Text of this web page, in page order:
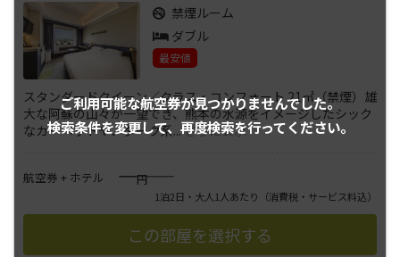
ご利用可能な航空券が見つかりませんでした。
検索条件を変更して、 再度検索を行ってください。
禁煙ルーム
ダブル
最安値
スタンダードクイーン／クラス・コンフォート 21㎡（禁煙）雄
大な阿蘇の山々が一望でき、熊本の水源をイメージしたシック
なカーペットや、ダーク系...さらに表示
航空券 + ホテル ――――円
1泊2日・大人1人あたり （消費税・サービス料込）